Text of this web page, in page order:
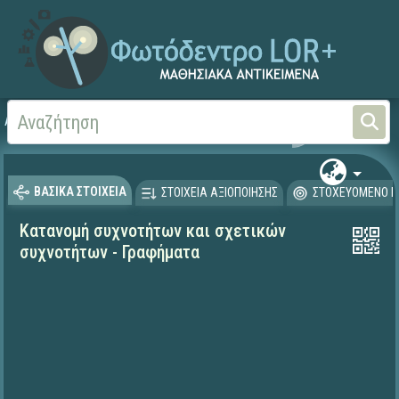
Αρχική
ΒΑΣΙΚΑ ΣΤΟΙΧΕΙΑ ΣΤΟΙΧΕΙΑ ΑΞΙΟΠΟΙΗΣΗΣ ΣΤΟΧΕΥΟΜΕΝΟ
Κατανομή συχνοτήτων και σχετικών
συχνοτήτων - Γραφήματα